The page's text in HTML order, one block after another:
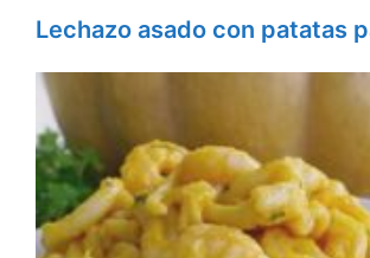
Lechazo asado con patatas